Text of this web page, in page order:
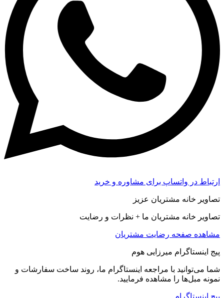
ارتباط در واتساپ برای مشاوره و خرید
تصاویر خانه مشتریان عزیز
تصاویر خانه مشتریان ما + نظرات و رضایت
مشاهده صفحه رضايت مشتريان
پیج اینستاگرام میرزایی هوم
شما می‌توانید با مراجعه اینستاگرام ما، روند ساخت سفارشات و
نمونه مبل‌ها را مشاهده فرمایید.
پیج اینستاگرام